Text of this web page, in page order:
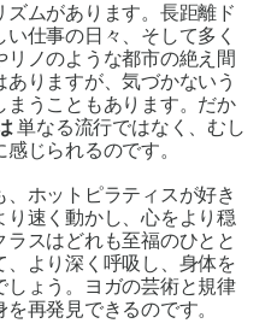
ムがあります。長距離ド
仕事の日々、そして多く
ノのような都市の絶え間
りますが、気づかないう
うこともあります。だか
単なる流行ではなく、むし
じられるのです。
、ホットピラティスが好き
速く動かし、心をより穏
スはどれも至福のひとと
より深く呼吸し、身体を
しょう。ヨガの芸術と規律
再発見できるのです。